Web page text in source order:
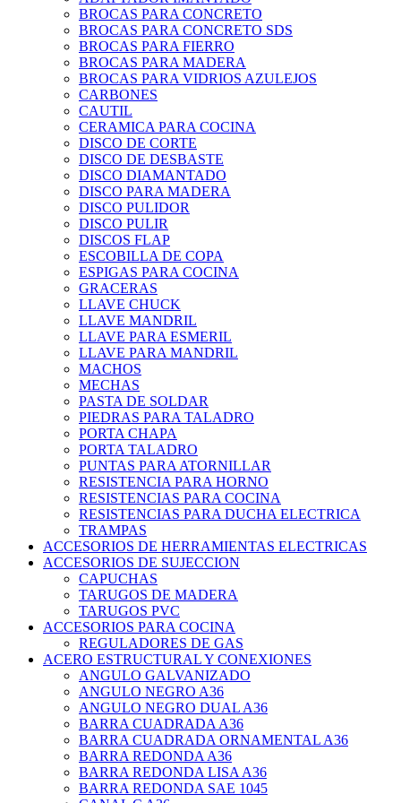
BROCAS PARA CONCRETO
BROCAS PARA CONCRETO SDS
BROCAS PARA FIERRO
BROCAS PARA MADERA
BROCAS PARA VIDRIOS AZULEJOS
CARBONES
CAUTIL
CERAMICA PARA COCINA
DISCO DE CORTE
DISCO DE DESBASTE
DISCO DIAMANTADO
DISCO PARA MADERA
DISCO PULIDOR
DISCO PULIR
DISCOS FLAP
ESCOBILLA DE COPA
ESPIGAS PARA COCINA
GRACERAS
LLAVE CHUCK
LLAVE MANDRIL
LLAVE PARA ESMERIL
LLAVE PARA MANDRIL
MACHOS
MECHAS
PASTA DE SOLDAR
PIEDRAS PARA TALADRO
PORTA CHAPA
PORTA TALADRO
PUNTAS PARA ATORNILLAR
RESISTENCIA PARA HORNO
RESISTENCIAS PARA COCINA
RESISTENCIAS PARA DUCHA ELECTRICA
TRAMPAS
ACCESORIOS DE HERRAMIENTAS ELECTRICAS
ACCESORIOS DE SUJECCION
CAPUCHAS
TARUGOS DE MADERA
TARUGOS PVC
ACCESORIOS PARA COCINA
REGULADORES DE GAS
ACERO ESTRUCTURAL Y CONEXIONES
ANGULO GALVANIZADO
ANGULO NEGRO A36
ANGULO NEGRO DUAL A36
BARRA CUADRADA A36
BARRA CUADRADA ORNAMENTAL A36
BARRA REDONDA A36
BARRA REDONDA LISA A36
BARRA REDONDA SAE 1045